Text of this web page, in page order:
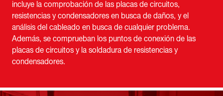
incluye la comprobación de las placas de circuitos,
resistencias y condensadores en busca de daños, y el
análisis del cableado en busca de cualquier problema.
Además, se comprueban los puntos de conexión de las
placas de circuitos y la soldadura de resistencias y
condensadores.